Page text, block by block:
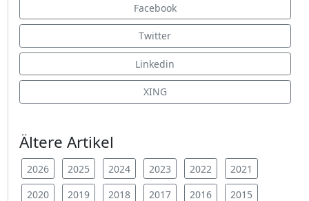
Facebook
Twitter
Linkedin
XING
Ältere Artikel
2026 2025 2024 2023 2022
2021
2020
2019 2018 2017 2016 2015